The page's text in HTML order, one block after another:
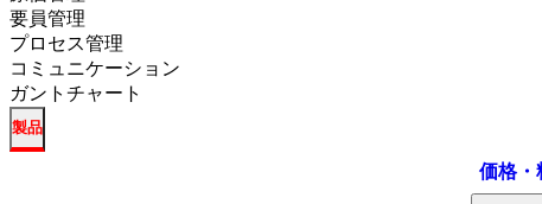
要員管理
プロセス管理
コミュニケーション
ガントチャート
製品
価格・